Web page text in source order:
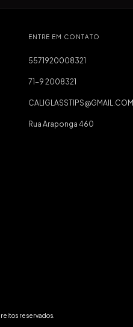
ENTRE EM CONTATO
5571920008321
71-9 2008321
CALIGLASSTIPS@GMAIL.COM
Rua Araponga 460
reservados.